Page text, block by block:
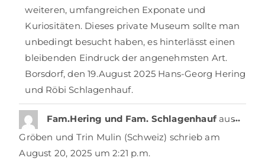
weiteren, umfangreichen Exponate und
Kuriositäten. Dieses private Museum sollte man
unbedingt besucht haben, es hinterlässt einen
bleibenden Eindruck der angenehmsten Art.
Borsdorf, den 19.August 2025 Hans-Georg Hering
und Röbi Schlagenhauf.
Fam.Hering und Fam. Schlagenhauf aus
Gröben und Trin Mulin (Schweiz) schrieb am
August 20, 2025 um 2:21 p.m.
…